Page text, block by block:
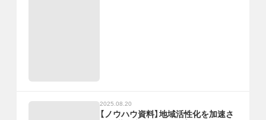
2025.08.20
【ノウハウ資料】地域活性化を加速さ